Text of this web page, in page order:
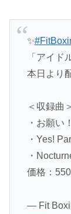
✨
「アイド
本日より
＜収録曲＞
・お願い
・Yes!
・
価格：550
— Fit